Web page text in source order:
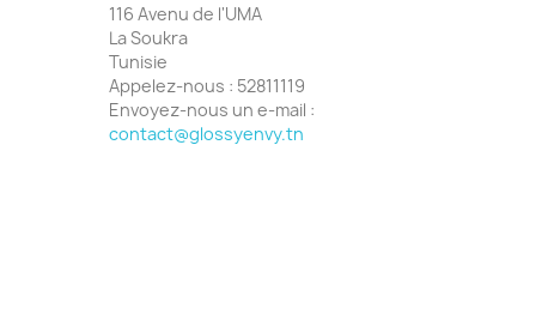
116 Avenu de l'UMA
La Soukra
Tunisie
Appelez-nous : 52811119
Envoyez-nous un e-mail :
contact@glossyenvy.tn